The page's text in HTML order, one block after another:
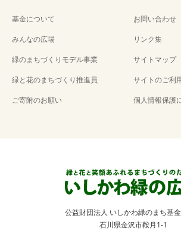
基金について
みんなの広場
緑のまちづくりモデル事業
緑と花のまちづくり推進員
ご寄附のお願い
お問い合わせ
リンク集
サイトマップ
サイトのご利
個人情報保護
公益財団法人 いしかわ緑のまち基
石川県金沢市鞍月1-1